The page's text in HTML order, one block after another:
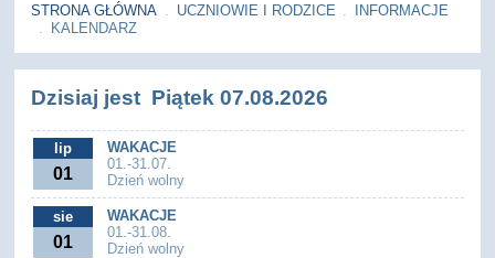
STRONA GŁÓWNA UCZNIOWIE I RODZICE
INFORMACJE
KALENDARZ
Dzisiaj jest Piątek 07.08.2026
lip
01
WAKACJE
01.-31.07.
Dzień wolny
sie
01
WAKACJE
01.-31.08.
Dzień wolny